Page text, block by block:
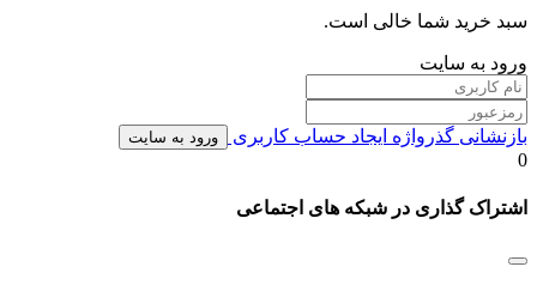
سبد خرید شما خالی است.
ورود به سایت
بازنشانی گذرواژه ایجاد حساب کاربری ورود به سایت
0
اشتراک گذاری در شبکه های اجتماعی